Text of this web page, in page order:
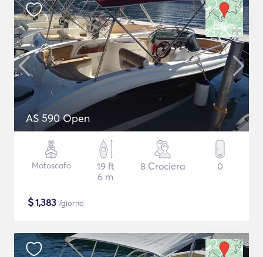
AS 590 Open
Motoscafo
19 ft
6 m
8 Crociera 0
$1,383 /giorno